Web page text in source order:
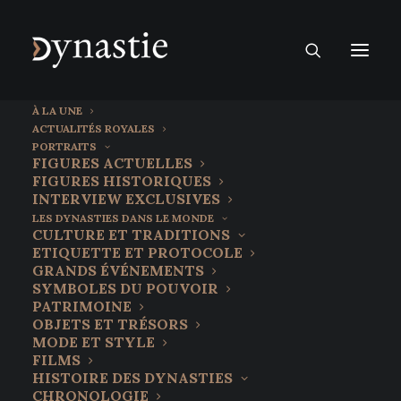
À LA UNE
ACTUALITÉS ROYALES
PORTRAITS
FIGURES ACTUELLES
FIGURES HISTORIQUES
INTERVIEW EXCLUSIVES
LES DYNASTIES DANS LE MONDE
CULTURE ET TRADITIONS
ETIQUETTE ET PROTOCOLE
GRANDS ÉVÉNEMENTS
SYMBOLES DU POUVOIR
PATRIMOINE
OBJETS ET TRÉSORS
MODE ET STYLE
FILMS
HISTOIRE DES DYNASTIES
CHRONOLOGIE
11 mai 2022
Le Train royal suscite
l’enthousiasme pour le Jour de